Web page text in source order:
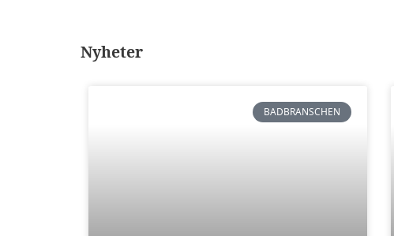
Nyheter
BADBRANSCHEN